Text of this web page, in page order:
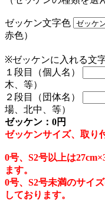
ゼッケン文字色
赤色）
※ゼッケンに入れる文
１段目（個人名）
木、等）
２段目（団体名）
場、北中、等）
ゼッケン：0円
ゼッケンサイズ、取り
0号、S2号以上は
ます。
0号、S2号未満のサイ
しております。